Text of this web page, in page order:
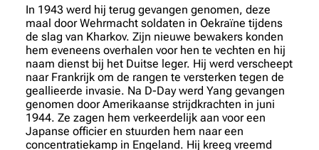
In 1943 werd hij terug gevangen genomen, deze
maal door Wehrmacht soldaten in Oekraïne tijdens
de slag van Kharkov. Zijn nieuwe bewakers konden
hem eveneens overhalen voor hen te vechten en hij
naam dienst bij het Duitse leger. Hij werd verscheept
naar Frankrijk om de rangen te versterken tegen de
geallieerde invasie. Na D-Day werd Yang gevangen
genomen door Amerikaanse strijdkrachten in juni
1944. Ze zagen hem verkeerdelijk aan voor een
Japanse officier en stuurden hem naar een
concentratiekamp in Engeland. Hij kreeg vreemd